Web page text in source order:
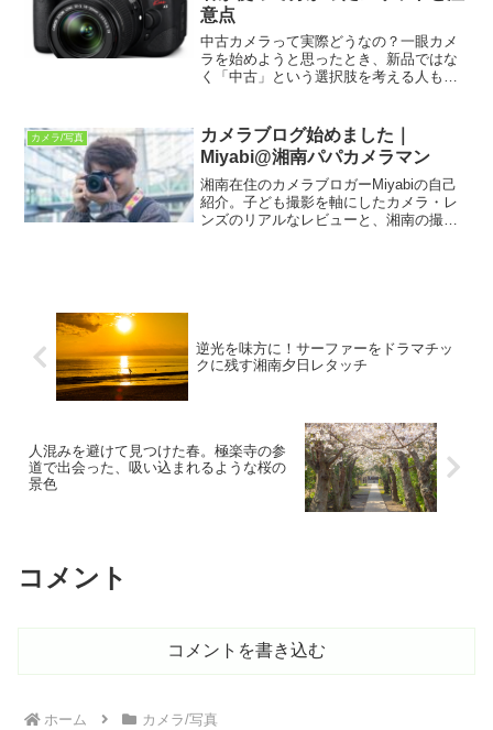
意点
中古カメラって実際どうなの？一眼カメ
ラを始めようと思ったとき、新品ではな
く「中古」という選択肢を考える人も多
ならない？・初心者でも大丈夫？こんな
不安を感じる人もいるはず...
カメラ/写真
カメラブログ始めました｜
Miyabi@湘南パパカメラマン
湘南在住のカメラブロガーMiyabiの自己
紹介。子ども撮影を軸にしたカメラ・レ
ンズのリアルなレビューと、湘南の撮影
逆光を味方に！サーファーをドラマチッ
クに残す湘南夕日レタッチ
人混みを避けて見つけた春。極楽寺の参
道で出会った、吸い込まれるような桜の
景色
コメント
コメントを書き込む
ホーム カメラ/写真